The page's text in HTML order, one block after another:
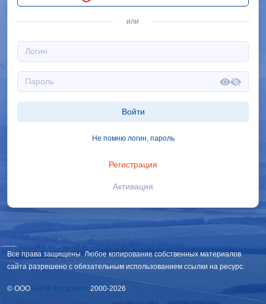
или
Войти
Не помню логин, пароль
Регистрация
Активация
Все права защищены. Любое копирование собственных материалов
сайта разрешено с обязательным использованием ссылки на ресурс.
© OOO «НПК Катарсис» 2000-2026